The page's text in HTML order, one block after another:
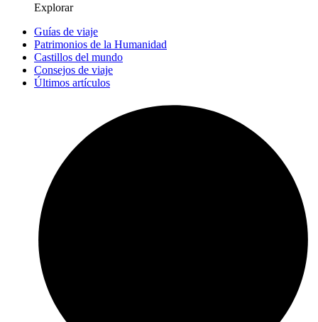
Explorar
Guías de viaje
Patrimonios de la Humanidad
Castillos del mundo
Consejos de viaje
Últimos artículos